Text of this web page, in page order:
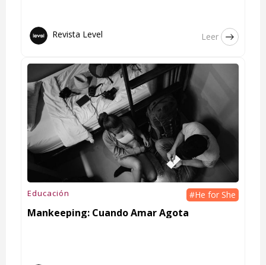
Revista Level Leer
Educación #He for She
Mankeeping: Cuando Amar Agota